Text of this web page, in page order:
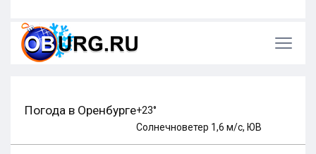
Погода в Оренбурге+23°
Солнечноветер 1,6 м/с, ЮВ